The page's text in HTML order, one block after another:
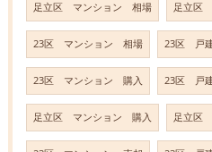
足立区 マンション 相場 足立区
23区 マンション 相場 23区 戸
23区 マンション 購入 23区 戸
足立区 マンション 購入 足立区